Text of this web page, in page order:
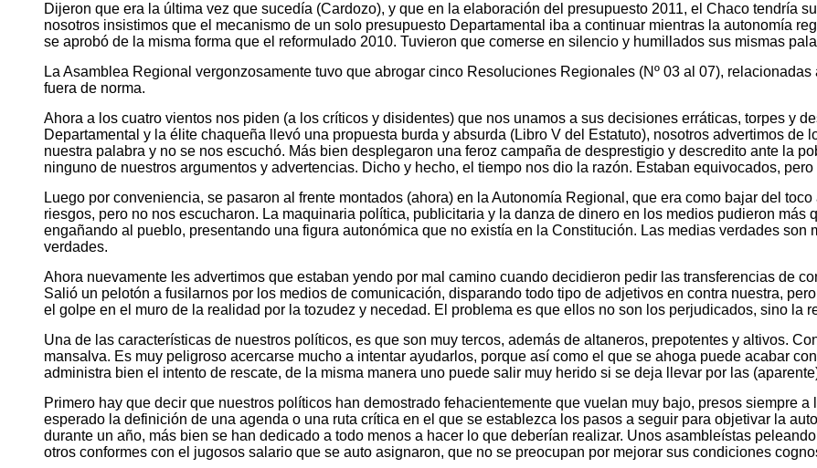
Dijeron que era la última vez que sucedía (Cardozo), y que en la elaboración del presupuesto 2011, el Chaco tendría
nosotros insistimos que el mecanismo de un solo presupuesto Departamental iba a continuar mientras la autonomía
se aprobó de la misma forma que el reformulado 2010. Tuvieron que comerse en silencio y humillados sus mismas
La Asamblea Regional vergonzosamente tuvo que abrogar cinco Resoluciones Regionales (Nº 03 al 07),
fuera de norma.
Ahora a los cuatro vientos nos piden (a los críticos y disidentes) que nos unamos a sus decisiones erráticas, torpes y
Departamental y la élite chaqueña llevó una propuesta burda y absurda (Libro V del Estatuto), nosotros advertimos de
nuestra palabra y no se nos escuchó. Más bien desplegaron una feroz campaña de desprestigio y descredito ante la
ninguno de nuestros argumentos y advertencias. Dicho y hecho, el tiempo nos dio la razón. Estaban equivocados,
Luego por conveniencia, se pasaron al frente montados (ahora) en la Autonomía Regional, que era como bajar del
riesgos, pero no nos escucharon. La maquinaria política, publicitaria y la danza de dinero en los medios pudieron más
engañando al pueblo, presentando una figura autonómica que no existía en la Constitución. Las medias verdades son
verdades.
Ahora nuevamente les advertimos que estaban yendo por mal camino cuando decidieron pedir las transferencias de
Salió un pelotón a fusilarnos por los medios de comunicación, disparando todo tipo de adjetivos en contra nuestra,
el golpe en el muro de la realidad por la tozudez y necedad. El problema es que ellos no son los perjudicados, sino la
Una de las características de nuestros políticos, es que son muy tercos, además de altaneros, prepotentes y altivos.
mansalva. Es muy peligroso acercarse mucho a intentar ayudarlos, porque así como el que se ahoga puede acabar
administra bien el intento de rescate, de la misma manera uno puede salir muy herido si se deja llevar por las
Primero hay que decir que nuestros políticos han demostrado fehacientemente que vuelan muy bajo, presos siempre
esperado la definición de una agenda o una ruta crítica en el que se establezca los pasos a seguir para objetivar la
durante un año, más bien se han dedicado a todo menos a hacer lo que deberían realizar. Unos asambleístas
otros conformes con el jugosos salario que se auto asignaron, que no se preocupan por mejorar sus condiciones